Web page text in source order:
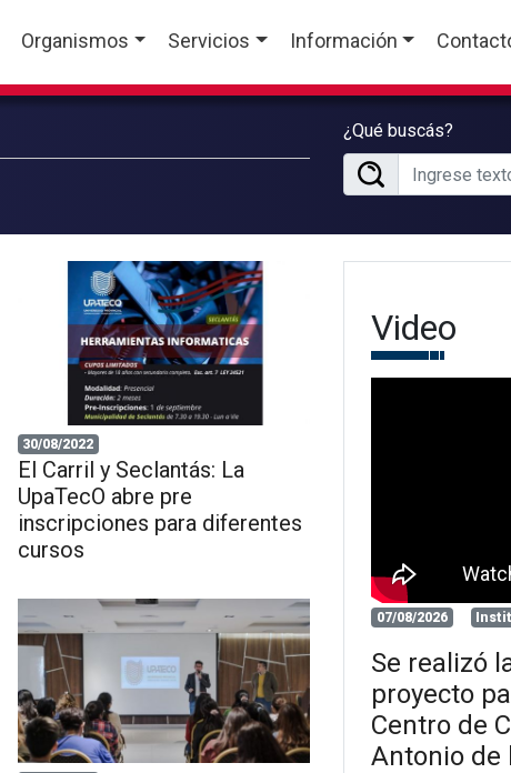
Organismos Servicios Información
¿Qué buscás?
30/08/2022
El Carril y Seclantás: La
UpaTecO abre pre
inscripciones para diferentes
cursos
Video
07/08/2026
Se realizó
proyecto
Centro de
Antonio de